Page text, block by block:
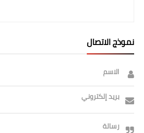
نموذج الاتصال
الاسم
بريد إلكتروني
رسالة